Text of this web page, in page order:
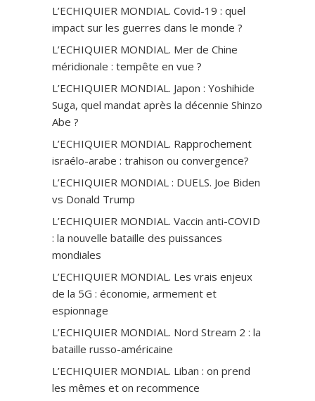
L’ECHIQUIER MONDIAL. Covid-19 : quel
impact sur les guerres dans le monde ?
L’ECHIQUIER MONDIAL. Mer de Chine
méridionale : tempête en vue ?
L’ECHIQUIER MONDIAL. Japon : Yoshihide
Suga, quel mandat après la décennie Shinzo
Abe ?
L’ECHIQUIER MONDIAL. Rapprochement
israélo-arabe : trahison ou convergence?
L’ECHIQUIER MONDIAL : DUELS. Joe Biden
vs Donald Trump
L’ECHIQUIER MONDIAL. Vaccin anti-СOVID
: la nouvelle bataille des puissances
mondiales
L’ECHIQUIER MONDIAL. Les vrais enjeux
de la 5G : économie, armement et
espionnage
L’ECHIQUIER MONDIAL. Nord Stream 2 : la
bataille russo-américaine
L’ECHIQUIER MONDIAL. Liban : on prend
les mêmes et on recommence